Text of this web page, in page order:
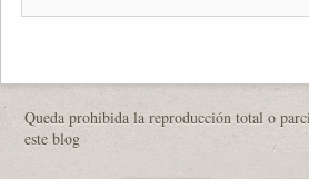
Queda prohibida la reproducción total o
este blog